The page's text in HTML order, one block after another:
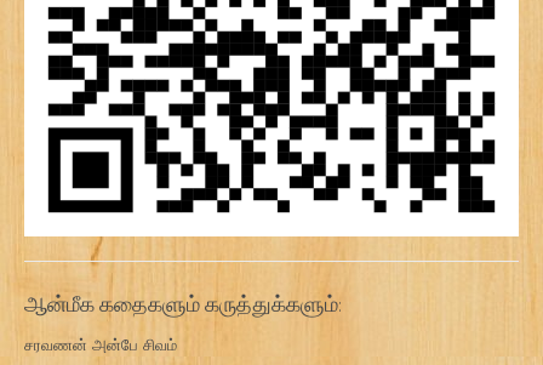
ஆன்மீக கதைகளும் கருத்துக்களும்:
சரவணன் அன்பே சிவம்